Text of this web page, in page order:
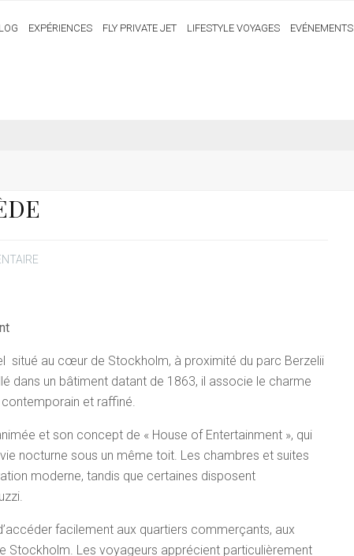
EXPÉRIENCES FLY PRIVATE JET LIFESTYLE VOYAGES EVÉNEMENTS
situé au cœur de Stockholm, à proximité du parc Berzelii
dans un bâtiment datant de 1863, il associe le charme
contemporain et raffiné.
et son concept de « House of Entertainment », qui
nocturne sous un même toit. Les chambres et suites
moderne, tandis que certaines disposent
facilement aux quartiers commerçants, aux
Stockholm. Les voyageurs apprécient particulièrement